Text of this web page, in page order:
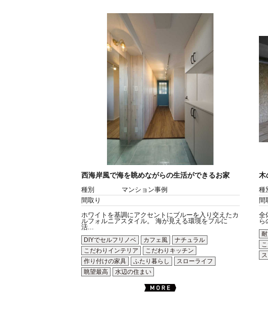
西海岸風で海を眺めながらの生活ができるお家
種別
マンション事例
間取り
ホワイトを基調にアクセントにブルーを入り交えたカ
ルフォルニアスタイル。 海が見える環境をフルに
活...
DIYでセルフリノベ
カフェ風
ナチュラル
こだわりインテリア
こだわりキッチン
作り付けの家具
ふたり暮らし
スローライフ
眺望最高
水辺の住まい
木
種
間
全
ら